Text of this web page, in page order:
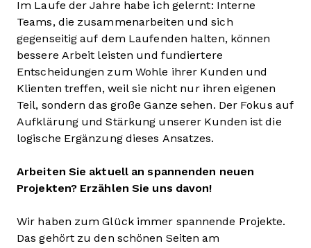
Im Laufe der Jahre habe ich gelernt: Interne
Teams, die zusammenarbeiten und sich
gegenseitig auf dem Laufenden halten, können
bessere Arbeit leisten und fundiertere
Entscheidungen zum Wohle ihrer Kunden und
Klienten treffen, weil sie nicht nur ihren eigenen
Teil, sondern das große Ganze sehen. Der Fokus auf
Aufklärung und Stärkung unserer Kunden ist die
logische Ergänzung dieses Ansatzes.
Arbeiten Sie aktuell an spannenden neuen
Projekten? Erzählen Sie uns davon!
Wir haben zum Glück immer spannende Projekte.
Das gehört zu den schönen Seiten am